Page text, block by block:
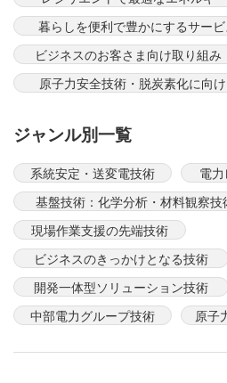
暮らしを便利で豊かにするサー
ビジネスのお客さま向け取り組み
原子力安全技術・脱炭素化に向
ジャンル別一覧
系統安定・送変電技術
電
基盤技術：化学分析・材料観察技
現場作業支援の先端技術
ビジネスのきっかけとなる技術
開発一体型ソリューション技術
中部電力グループ技術
原子